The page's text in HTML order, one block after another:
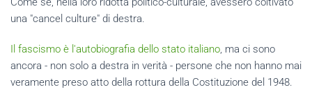
una "cancel culture" di destra.
Il fascismo è l'autobiografia dello stato italiano, ma ci sono
ancora - non solo a destra in verità - persone che non hanno mai
veramente preso atto della rottura della Costituzione del 1948.